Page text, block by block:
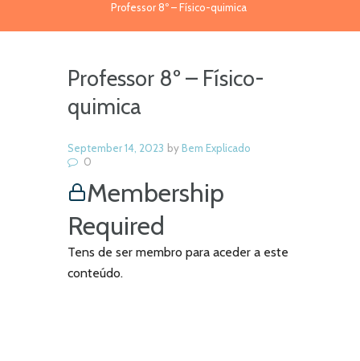
Professor 8º – Físico-quimica
Professor 8º – Físico-
quimica
September 14, 2023 byBem Explicado
0
Membership
Required
Tens de ser membro para aceder a este
conteúdo.